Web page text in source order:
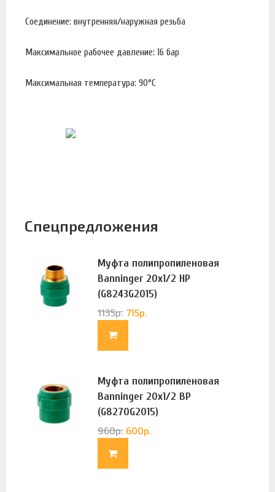
Соединение: внутренняя/наружная резьба
Максимальное рабочее давление: 16 бар
Максимальная температура: 90°С
Спецпредложения
Муфта полипропиленовая
Banninger 20х1/2 НР
(G8243G2015)
1135р. 715р.
Муфта полипропиленовая
Banninger 20х1/2 ВР
(G8270G2015)
960р. 600р.